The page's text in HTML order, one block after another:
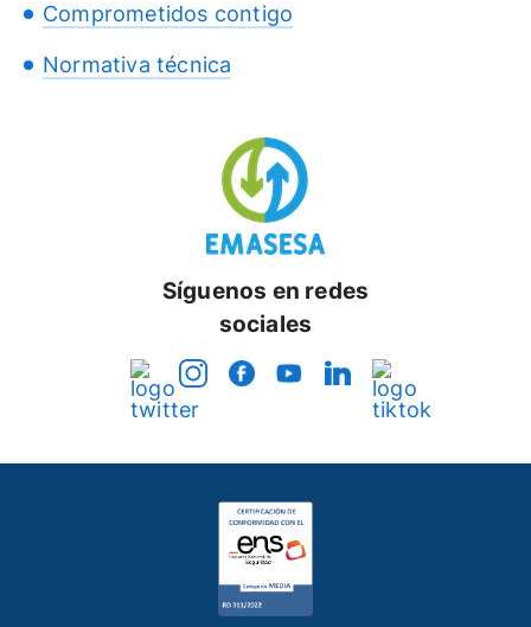
Comprometidos contigo
Normativa técnica
Síguenos en redes
sociales